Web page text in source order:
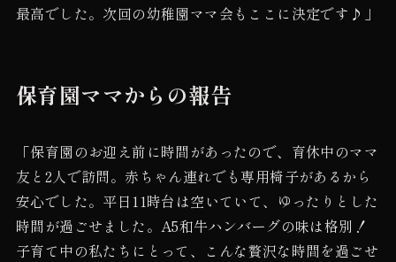
最高でした。次回の幼稚園ママ会もここに決定です♪」
保育園ママからの報告
「保育園のお迎え前に時間があったので、育休中のママ
友と2人で訪問。赤ちゃん連れでも専用椅子があるから
安心でした。平日11時台は空いていて、ゆったりとした
時間が過ごせました。A5和牛ハンバーグの味は格別！
子育て中の私たちにとって、こんな贅沢な時間を過ごせ